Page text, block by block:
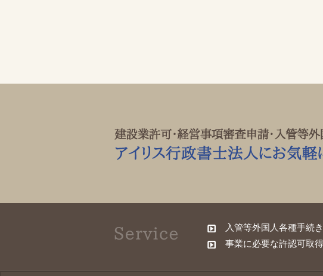
入管等外国人各種手続き
事業に必要な許認可取